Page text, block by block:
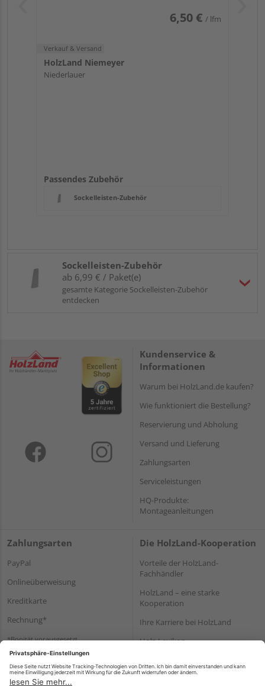
6,50 € / lfm
Verkauf & Versand
HolzLand Niemeyer
Niederlauer
Passendes Zubehör
Sockelleisten-Zubehör
Sockelleisten-Zubehör
ab 6,99 € / Paket(e)
gesamte Kategorie Sockelleisten-Zubehör
entdecken
Kundenservice &
Informationen
Warum bei HolzLand.de kaufen?
Wie funktioniert die Bestellung?
Reservierung und Abholung
Versand und Lieferung
Zahlungsarten
Serviceleistungen
HQ-Produkte:
Montageanleitungen
Zahlungsarten
PayPal
Onlineüberweisung
Kreditkarte
Rechnung*
*Bonität vorausgesetzt
Die HolzLand-Kooperation
Vorteile der HolzLand-
Fachhändler
HolzLand – eine starke
Kooperation
Ihre Karriere bei HolzLand
Holz-Lexikon